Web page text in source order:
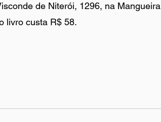
de Niterói, 1296, na Mangueira
livro custa R$ 58.